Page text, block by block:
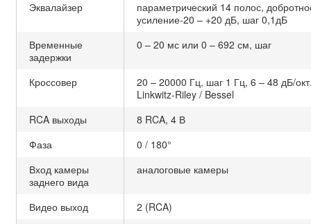
Эквалайзер
параметрический 14 полос,
усиление-20 – +20 дБ, шаг 0,1дБ
Временные
задержки
0 – 20 мс или 0 – 692 см, шаг
Кроссовер
20 – 20000 Гц, шаг 1 Гц, 6 – 48 дБ/
Linkwitz-Riley / Bessel
RCA выходы
8 RCA, 4 В
Фаза
0 / 180°
Вход камеры
заднего вида
аналоговые камеры
Видео выход
2 (RCA)